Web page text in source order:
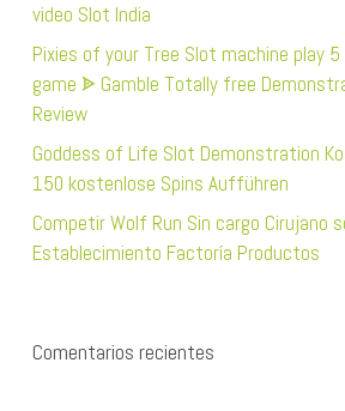
video Slot India
Pixies of your Tree Slot machine play
game ᗎ Gamble Totally free
Review
Goddess of Life Slot Demonstration
150 kostenlose Spins Aufführen
Competir Wolf Run Sin cargo Cirujano
Establecimiento Factoría Productos
Comentarios recientes